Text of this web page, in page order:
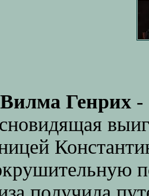
Вилма Генрих -